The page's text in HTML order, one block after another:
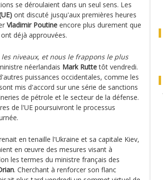
se déroulaient dans un seul sens. Les
ont discuté jusqu'aux premières heures
Vladimir Poutine encore plus durement que
déjà approuvées.
niveaux, et nous le frappons le plus
néerlandais Mark Ruttetôt vendredi.
puissances occidentales, comme les
mis d'accord sur une série de sanctions
de pétrole et le secteur de la défense.
de l'UE poursuivront le processus
en tenaille l'Ukraine et sa capitale Kiev,
en œuvre des mesures visant à
les termes du ministre français des
. Cherchant à renforcer son flanc